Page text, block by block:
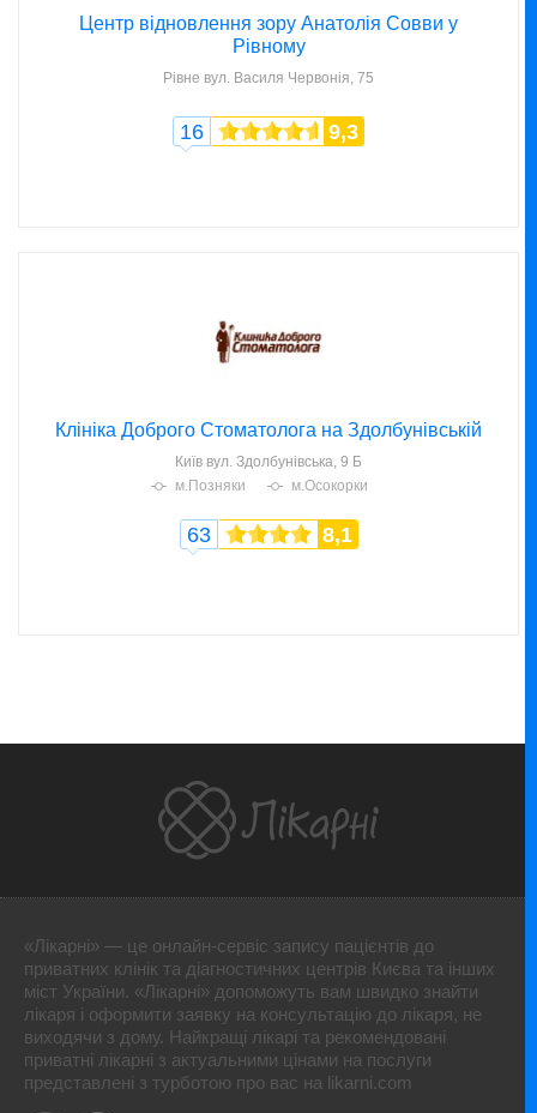
Центр відновлення зору Анатолія Совви у
Рівному
Рівне вул. Василя Червонія, 75
16 9,3
Клініка Доброго Стоматолога на Здолбунівській
Київ вул. Здолбунівська, 9 Б
м.Позняки
м.Осокорки
63 8,1
«Лікарні» — це онлайн-сервіс запису пацієнтів до
приватних клінік та діагностичних центрів Києва та інших
міст України. «Лікарні» допоможуть вам швидко знайти
лікаря і оформити заявку на консультацію до лікаря, не
виходячи з дому. Найкращі лікарі та рекомендовані
приватні лікарні з актуальними цінами на послуги
представлені з турботою про вас на likarni.com